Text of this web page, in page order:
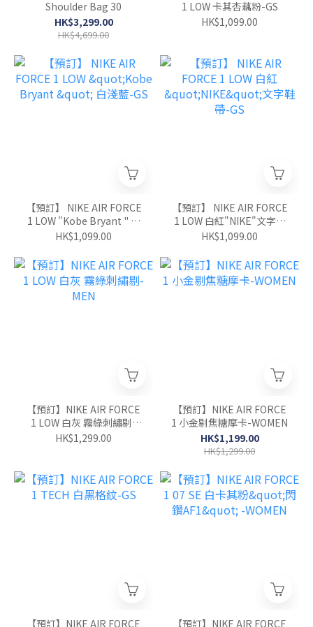
Shoulder Bag 30
HK$3,299.00
HK$4,699.00
1 LOW 卡其杏藕粉-GS
HK$1,099.00
【預訂】 NIKE AIR FORCE
1 LOW "Kobe Bryant " 白
淺藍-GS
HK$1,099.00
【預訂】 NIKE AIR FORCE
1 LOW 白紅"NIKE"文字鞋
帶-GS
HK$1,099.00
【預訂】NIKE AIR FORCE
1 LOW 白灰 霧綠刺繡剔-
MEN
HK$1,299.00
【預訂】NIKE AIR FORCE
1 小金剔焦糖摩卡-WOMEN
HK$1,199.00
HK$1,299.00
【預訂】NIKE AIR FORCE
【預訂】NIKE AIR FORCE